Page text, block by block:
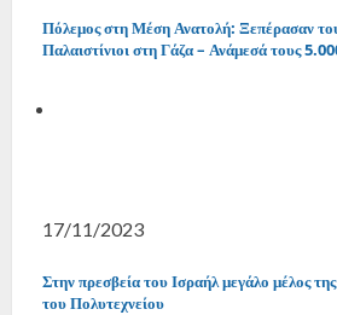
Πόλεμος στη Μέση Ανατολή: Ξεπέρασαν
Παλαιστίνιοι στη Γάζα – Ανάμεσά τους
17/11/2023
Στην πρεσβεία του Ισραήλ μεγάλο μέλος της
του Πολυτεχνείου